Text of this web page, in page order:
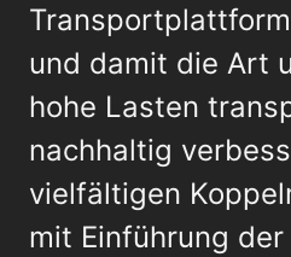
und damit die Art
hohe Lasten
nachhaltig
vielfältigen
mit Einführung